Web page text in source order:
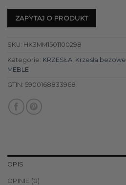
ZAPYTAJ O PRODUKT
SKU: HK3MM1501100298
Kategorie: KRZESŁA, Krzesła beżowe
MEBLE
GTIN: 5900168833968
OPIS
OPINIE (0)